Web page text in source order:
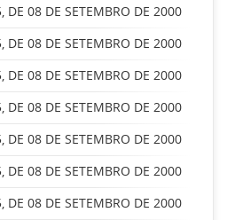
DE 08 DE SETEMBRO DE 2000
DE 08 DE SETEMBRO DE 2000
DE 08 DE SETEMBRO DE 2000
DE 08 DE SETEMBRO DE 2000
DE 08 DE SETEMBRO DE 2000
DE 08 DE SETEMBRO DE 2000
DE 08 DE SETEMBRO DE 2000